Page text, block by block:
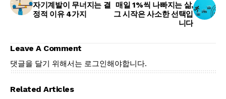
자기계발이 무너지는 결
정적 이유 4가지
매일 1%씩 나빠지는 삶,
그 시작은 사소한 선택입
니다
Leave A Comment
댓글을 달기 위해서는 로그인해야합니다.
Related Articles